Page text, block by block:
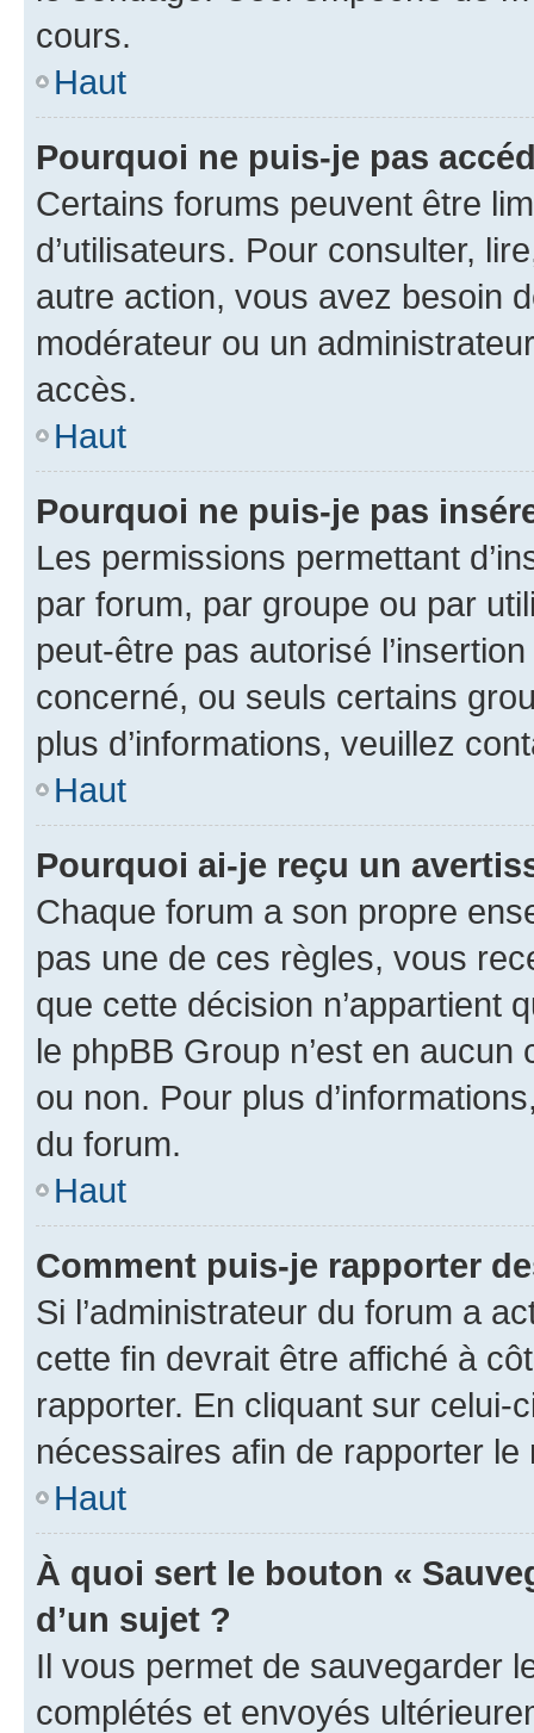
cours.
Haut
Pourquoi ne puis-je pas
Certains forums peuvent être
d’utilisateurs. Pour consulter,
autre action, vous avez besoin
modérateur ou un
accès.
Haut
Pourquoi ne puis-je pas
Les permissions permettant
par forum, par groupe ou par
peut-être pas autorisé
concerné, ou seuls certains
plus d’informations, veuillez
Haut
Pourquoi ai-je reçu un
Chaque forum a son propre
pas une de ces règles, vous
que cette décision n’appartient
le phpBB Group n’est en
ou non. Pour plus
du forum.
Haut
Comment puis-je rapporter
Si l’administrateur du forum a
cette fin devrait être affiché à
rapporter. En cliquant sur
nécessaires afin de rapporter le
Haut
À quoi sert le bouton «
d’un sujet ?
Il vous permet de sauvegarder
complétés et envoyés